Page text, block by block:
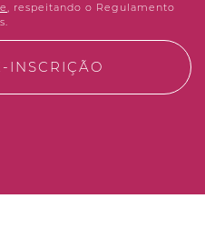
, respeitando o Regulamento
INSCRIÇÃO